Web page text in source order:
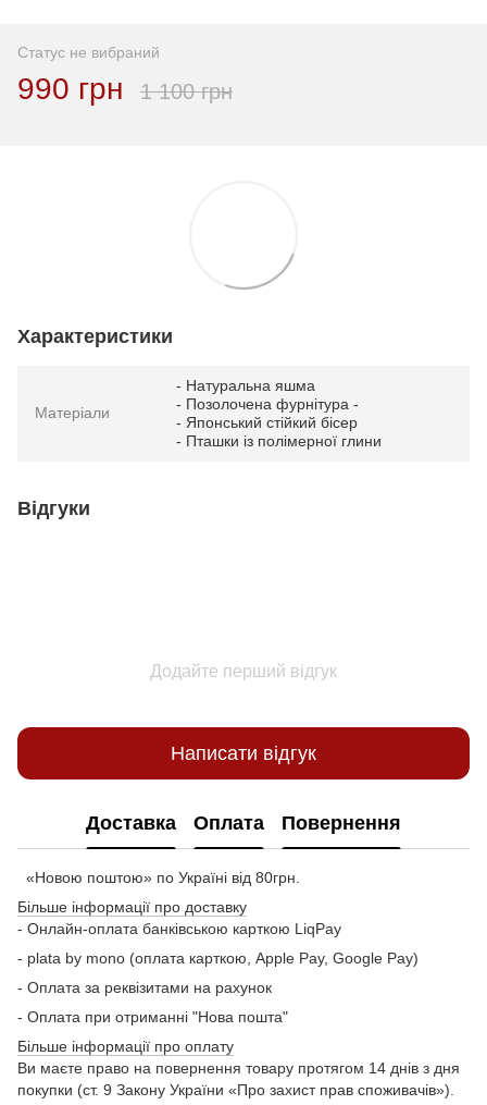
Статус не вибраний
990 грн 1 100 грн
Характеристики
Матеріали
- Натуральна яшма
- Позолочена фурнітура -
- Японський стійкий бісер
- Пташки із полімерної глини
Відгуки
Додайте перший відгук
Написати відгук
Доставка Оплата Повернення
«Новою поштою» по Україні від 80грн.
Більше інформації про доставку
- Онлайн-оплата банківською карткою LiqPay
- plata by mono (оплата карткою, Apple Pay, Google Pay)
- Оплата за реквізитами на рахунок
- Оплата при отриманні "Нова пошта"
Більше інформації про оплату
Ви маєте право на повернення товару протягом 14 днів з дня
покупки (ст. 9 Закону України «Про захист прав споживачів»).